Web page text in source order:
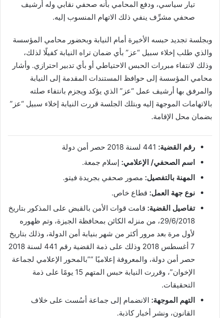
تيار سياسي، ودفع المحامي بأنه صحفي نقابي وله أرشيف
صحفي مشرِّف ينفي ذلك الاتهام المنسوب إليه.
وبجلسة تجديد حبسه الأخيرة أمام النيابة وبحضور محامي المؤسسة
والذي طلب إخلاء سبيل “عز” بأي ضمان تراه النيابة كفيلًا لذلك،
وذلك لانتفاء مبررات الحبس الاحتياطي أو بأي تدبير احترازي. وأشار
محامي المؤسسة إلى حوافظ المستندات المقدمة إلى النيابة
والمرفق بها أرشيف عمل “عز” الذي يؤكد ويجزم بانتفاء صلته
بالاتهامات الموجهة إليه وبتلك الجلسة قررت النيابة إخلاء سبيل “عز”
بضمان محل الإقامة.
رقم القضية: 441 لسنة 2018 حصر أمن دولة
اسم الصحفي/ الإعلامي: إسلام جمعة.
المهنة بالتفصيل: مصور صحفي بجريدة فيتو.
نوع جهة العمل: قطاع خاص.
تفاصيل القضية: قامت قوات الأمن بالقبض على المذكور بتاريخ
29/6/2018، من منزله الكائن بمحافظة الجيزة، وتم ظهوره
لأول مرة بعد مرور أكثر من شهر بنيابة أمن الدولة، وذلك بتاريخ
7 أغسطس 2018 وذلك على ذمة القضية رقم 441 لسنة 2018
حصر أمن دولة، والمعروفة إعلاميًا “”بالمحور الإعلامي لجماعة
الإخوان”، وقررت النيابة حبس المتهم 15 يومًا على ذمة
التحقيقات.
التهم الموجهة: الانضمام إلى جماعة أسُست على خلاف
القانون، ونشر أخبار كاذبة.